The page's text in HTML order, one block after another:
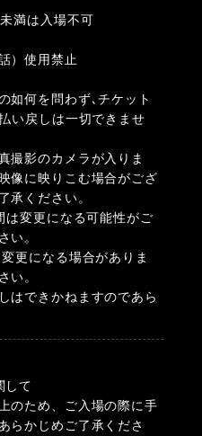
満は入場不可
）使用禁止
如何を問わず､チケット
い戻しは一切できませ
撮影のカメラが入りま
像に映りこむ場合がござ
承ください。
変更になる可能性がご
い。
更になる場合がありま
い。
はできかねますのであら
して
のため、ご入場の際に手
らかじめご了承くださ